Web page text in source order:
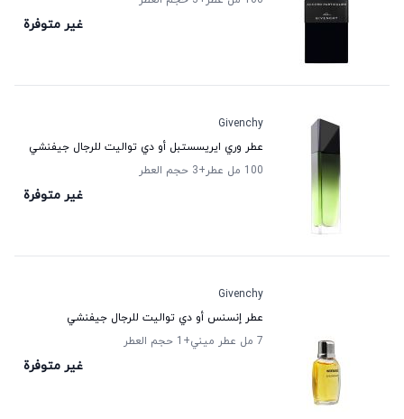
غير متوفرة
Givenchy
عطر وري ايريسستبل أو دي تواليت للرجال جيفنشي
100 مل عطر
+3 حجم العطر
غير متوفرة
Givenchy
عطر إنسنس أو دي تواليت للرجال جيفنشي
7 مل عطر ميني
+1 حجم العطر
غير متوفرة